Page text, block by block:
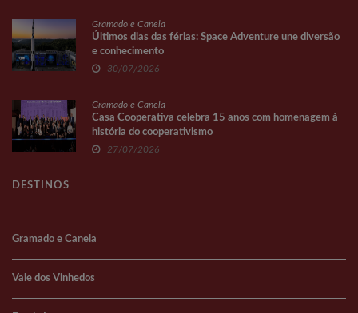
Gramado e Canela
Últimos dias das férias: Space Adventure une diversão
e conhecimento
30/07/2026
Gramado e Canela
Casa Cooperativa celebra 15 anos com homenagem à
história do cooperativismo
27/07/2026
DESTINOS
Gramado e Canela
Vale dos Vinhedos